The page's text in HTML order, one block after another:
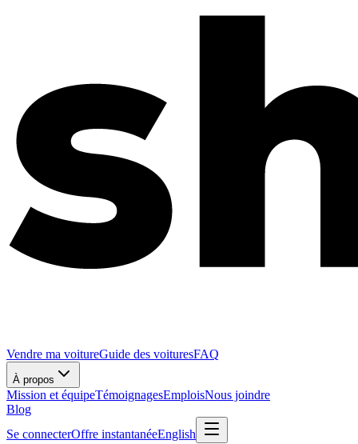
Vendre ma voitureGuide des voituresFAQ
À propos
Mission et équipeTémoignagesEmploisNous joindre
Blog
Se connecterOffre instantanéeEnglish